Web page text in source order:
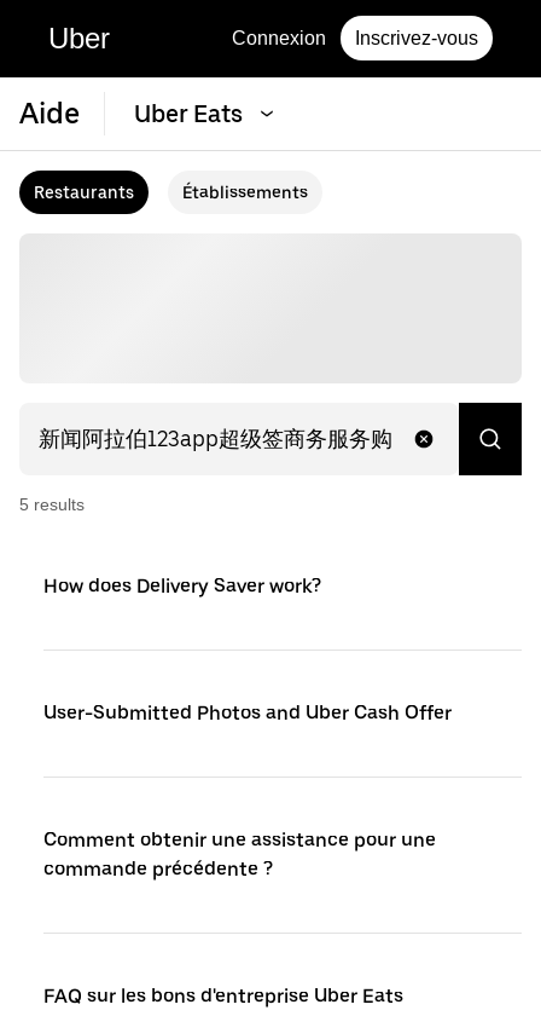
Uber Connexion Inscrivez-vous
Aide Uber Eats
Restaurants Établissements
5 results
How does Delivery Saver work?
User-Submitted Photos and Uber Cash Offer
Comment obtenir une assistance pour une
commande précédente ?
FAQ sur les bons d'entreprise Uber Eats